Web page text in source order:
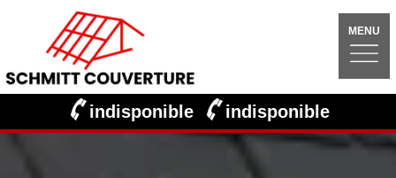
MENU
indisponible indisponible